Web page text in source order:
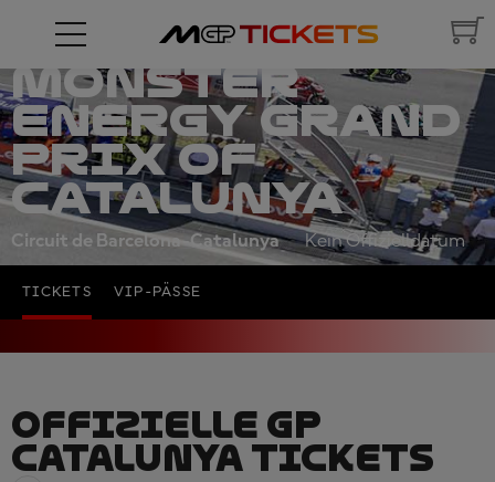
MONSTER
ENERGY GRAND
PRIX OF
CATALUNYA
Circuit de Barcelona-Catalunya Kein Offizielldatum
TICKETS VIP-PÄSSE
OFFIZIELLE GP
CATALUNYA TICKETS